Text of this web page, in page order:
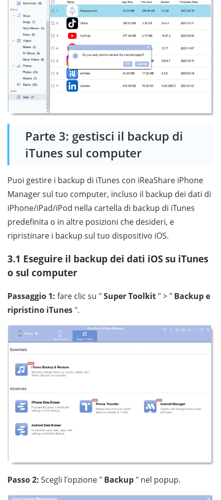
Parte 3: gestisci il backup di
iTunes sul computer
Puoi gestire i backup di iTunes con iReaShare iPhone
Manager sul tuo computer, incluso il backup dei dati di
iPhone/iPad/iPod nella cartella di backup di iTunes
predefinita o in altre posizioni che desideri, e
ripristinare i backup sul tuo dispositivo iOS.
3.1 Eseguire il backup dei dati iOS su iTunes
o sul computer
Passaggio 1: fare clic su "Super Toolkit " > " Backup e
ripristino iTunes ".
Passo 2: Scegli l'opzione " Backup " nel popup.